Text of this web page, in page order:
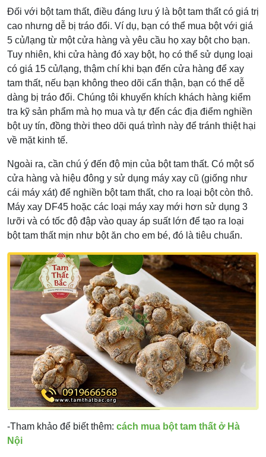
Đối với bột tam thất, điều đáng lưu ý là bột tam thất có giá trị
cao nhưng dễ bị tráo đổi. Ví dụ, bạn có thể mua bột với giá
5 củ/lạng từ một cửa hàng và yêu cầu họ xay bột cho bạn.
Tuy nhiên, khi cửa hàng đó xay bột, họ có thể sử dụng loại
có giá 15 củ/lạng, thậm chí khi bạn đến cửa hàng để xay
tam thất, nếu bạn không theo dõi cẩn thận, bạn có thể dễ
dàng bị tráo đổi. Chúng tôi khuyến khích khách hàng kiểm
tra kỹ sản phẩm mà họ mua và tự đến các địa điểm nghiền
bột uy tín, đồng thời theo dõi quá trình này để tránh thiệt hại
về mặt kinh tế.
Ngoài ra, cần chú ý đến độ mịn của bột tam thất. Có một số
cửa hàng và hiệu đông y sử dụng máy xay cũ (giống như
cái máy xát) để nghiền bột tam thất, cho ra loại bột còn thô.
Máy xay DF45 hoặc các loại máy xay mới hơn sử dụng 3
lưỡi và có tốc độ đập vào quay áp suất lớn để tạo ra loại
bột tam thất mịn như bột ăn cho em bé, đó là tiêu chuẩn.
-Tham khảo để biết thêm: cách mua bột tam thất ở Hà
Nội